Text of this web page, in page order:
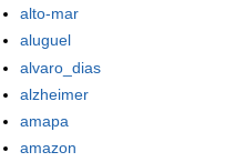
alto-mar
aluguel
alvaro_dias
alzheimer
amapa
amazon